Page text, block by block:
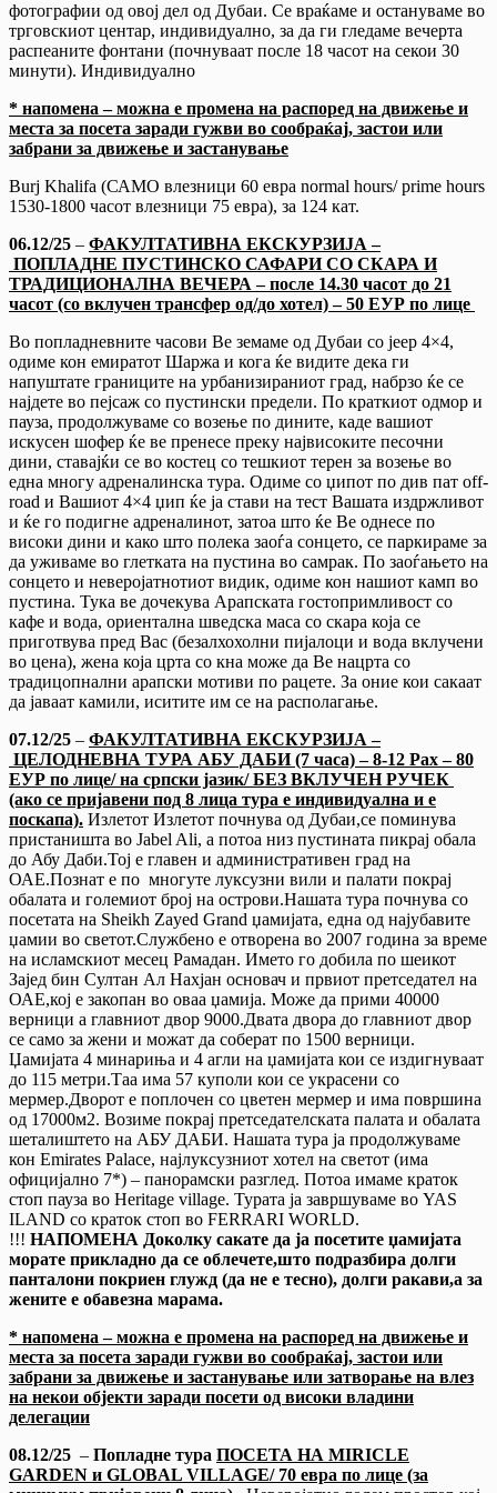
фотографии од овој дел од Дубаи. Се враќаме и остануваме во
трговскиот центар, индивидуално, за да ги гледаме вечерта
распеаните фонтани (почнуваат после 18 часот на секои 30
минути). Индивидуално
* напомена – можна е промена на рaспоред на движење и
места за посета заради гужви во сообраќај, застои или
забрани за движење и застанување
Burj Khalifa (САМО влезници 60 евра normal hours/ prime hours
1530-1800 часот влезници 75 евра), за 124 кат.
06.12/25 – ФАКУЛТАТИВНА ЕКСКУРЗИЈА –
ПОПЛАДНЕ ПУСТИНСКО САФАРИ СО СКАРА И
ТРАДИЦИОНАЛНА ВЕЧЕРА – после 14.30 часот до 21
часот (со вклучен трансфер од/до хотел) –50 ЕУР по лице
Во попладневните часови Ве земаме од Дубаи со jeep 4×4,
одиме кон емиратот Шаржа и кога ќе видите дека ги
напуштате границите на урбанизираниот град, набрзо ќе се
најдете во пејсаж со пустински предели. По краткиот одмор и
пауза, продолжуваме со возење по дините, каде вашиот
искусен шофер ќе ве пренесе преку највисоките песочни
дини, ставајќи се во костец со тешкиот терен за возење во
една многу адреналинска тура. Одиме со џипот по див пат off-
road и Вашиот 4×4 џип ќе ја стави на тест Вашата издржливот
и ќе го подигне адреналинот, затоа што ќе Ве однесе по
високи дини и како што полека заоѓа сонцето, се паркираме за
да уживаме во глетката на пустина во самрак. По заоѓањето на
сонцето и неверојатнотиот видик, одиме кон нашиот камп во
пустина. Тука ве дочекува Арапската гостопримливост со
кафе и вода, ориентална шведска маса со скара која се
приготвува пред Вас (безалхохолни пијалоци и вода вклучени
во цена), жена која црта со кна може да Ве нацрта со
традицопнални арапски мотиви по рацете. За оние кои сакаат
да јаваат камили, иситите им се на располагање.
07.12/25 – ФАКУЛТАТИВНА ЕКСКУРЗИЈА –
ЦЕЛОДНЕВНА ТУРА АБУ ДАБИ (7 часа) – 8-12 Pax –80
ЕУР по лице/ на српски јазик/ БЕЗ ВКЛУЧЕН РУЧЕК
(ако се пријавени под 8 лица тура е индивидуална и е
поскапа). Излетот Излетот почнува од Дубаи,се поминува
пристаништа во Jabel Ali, а потоа низ пустината пикрај обала
до Абу Даби.Тој е главен и административен град на
ОАЕ.Познат е по многуте луксузни вили и палати покрај
обалата и големиот број на острови.Нашата тура почнува со
посетата на Sheikh Zayed Grand џамијата, една од најубавите
џамии во светот.Службено е отворена во 2007 година за време
на исламскиот месец Рамадан. Името го добила по шеикот
Зајед бин Султан Ал Нахјан основач и првиот претседател на
ОАЕ,кој е закопан во оваа џамија. Може да прими 40000
верници а главниот двор 9000.Двата двора до главниот двор
се само за жени и можат да соберат по 1500 верници.
Џамијата 4 минариња и 4 агли на џамијата кои се издигнуваат
до 115 метри.Таа има 57 куполи кои се украсени со
мермер.Дворот е поплочен со цветен мермер и има површина
од 17000м2. Возиме покрај претседателската палата и обалата
шеталиштето на АБУ ДАБИ. Нашата тура ја продолжуваме
кон Emirates Palace, најлуксузниот хотел на светот (има
официјално 7*) – панорамски разглед. Потоа имаме краток
стоп пауза во Heritage village. Турата ја завршуваме во YAS
ILAND со краток стоп во FERRARI WORLD.
!!! НАПОМЕНА Доколку сакате да ја посетите џамијата
морате прикладно да се облечете,што подразбира долги
панталони покриен глужд (да не е тесно), долги ракави,а за
жените е обавезна марама.
* напомена – можна е промена на рaспоред на движење и
места за посета заради гужви во сообраќај, застои или
забрани за движење и застанување или затворање на влез
на некои објекти заради посети од високи владини
делегации
08.12/25 – Попладне тура ПОСЕТА НА MIRICLE
GARDEN и GLOBAL VILLAGE/ 70 евра по лице (за